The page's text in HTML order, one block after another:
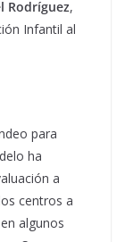
Rodríguez,
Infantil al
para
ha
a
centros a
algunos